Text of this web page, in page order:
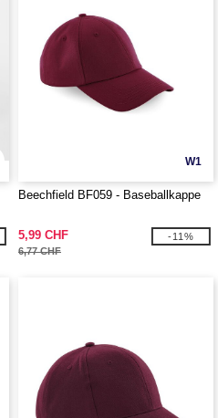
W1
Beechfield BF059 - Baseballkappe
5,99 CHF
6,77 CHF
-11%